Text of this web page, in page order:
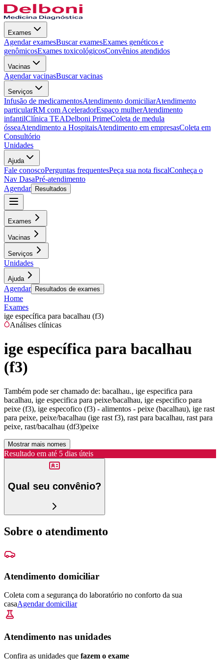
Exames
Agendar examesBuscar examesExames genéticos e
genômicosExames toxicológicosConvênios atendidos
Vacinas
Agendar vacinasBuscar vacinas
Serviços
Infusão de medicamentosAtendimento domiciliarAtendimento
particularRM com AceleradorEspaço mulherAtendimento
infantilClínica TEADelboni PrimeColeta de medula
ósseaAtendimento a HospitaisAtendimento em empresasColeta em
Consultório
Unidades
Ajuda
Fale conoscoPerguntas frequentesPeça sua nota fiscalConheça o
Nav DasaPré-atendimento
Agendar
Resultados
Exames
Vacinas
Serviços
Unidades
Ajuda
Agendar Resultados de exames
Home
Exames
ige específica para bacalhau (f3)
Análises clínicas
ige específica para bacalhau
(f3)
Também pode ser chamado de: bacalhau., ige especifica para
bacalhau, ige especifica para peixe/bacalhau, ige especifico para
peixe (f3), ige especofico (f3) - alimentos - peixe (bacalhau), ige rast
para peixe, peixe/bacalhau (ige rast f3), rast para bacalhau, rast para
peixe, rast/bacalhau (df3)peixe
Mostrar mais nomes
Resultado em até 5 dias úteis
Qual seu convênio?
Sobre o atendimento
Atendimento domiciliar
Coleta com a segurança do laboratório no conforto da sua
casaAgendar domiciliar
Atendimento nas unidades
Confira as unidades que fazem o exame